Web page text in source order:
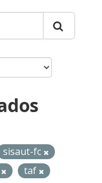
sisaut-fc
taf